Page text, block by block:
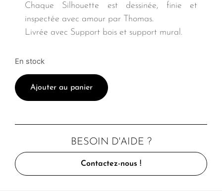
Chaque Silhouette est dessinée, finie et
inspectée avec amour par Thomas.
Livrée avec Support bois et support mural.
En stock
Ajouter au panier
BESOIN D'AIDE ?
Contactez-nous !